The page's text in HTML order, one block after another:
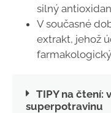
silný
V současné
extrakt, jehož
TIPY na čtení:
superpotravinu